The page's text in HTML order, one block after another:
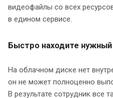
видеофайлы со всех
в едином сервисе.
Быстро находите
На облачном диске нет
он не может полноценно
В результате сотрудник все